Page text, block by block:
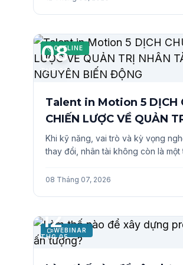
OFFLINE
08
THG 07
Talent in Motion 5 DỊCH
CHIẾN LƯỢC VỀ QUẢN
TRONG KỶ NGUYÊN
Khi kỹ năng, vai trò và kỳ vọng
thay đổi, nhân tài không còn là một
nghiệp biết biến nguồn lực tĩnh
kích hoạt nhanh và giữ chân đúng
08 Tháng 07, 2026
WEBINAR
12
THG 05